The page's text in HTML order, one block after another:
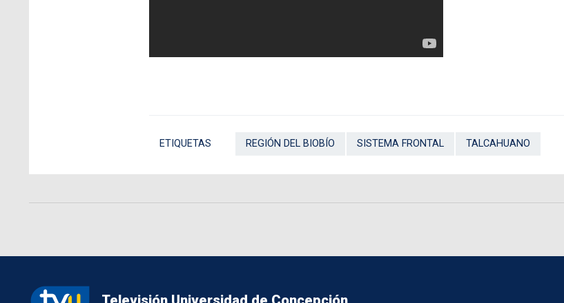
ETIQUETAS REGIÓN DEL BIOBÍO SISTEMA FRONTAL TALCAHUANO